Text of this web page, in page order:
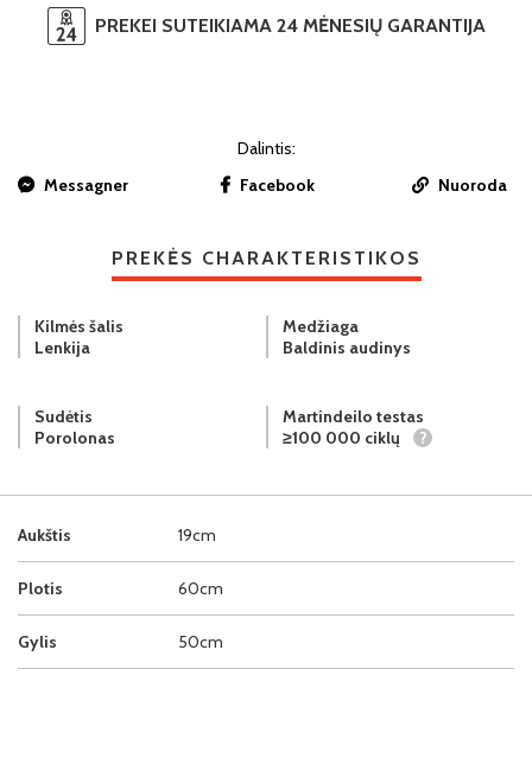
PREKEI SUTEIKIAMA 24 MĖNESIŲ GARANTIJA
Dalintis:
Messagner
Facebook Nuoroda
PREKĖS CHARAKTERISTIKOS
Aukštis 19cm
Plotis 60cm
Gylis 50cm
Kilmės šalis
Lenkija
Medžiaga
Baldinis audinys
Sudėtis
Porolonas
Martindeilo testas
≥100 000 ciklų
?